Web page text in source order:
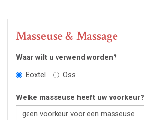
Masseuse & Massage
Waar wilt u verwend worden?
Boxtel
Oss
Welke masseuse heeft uw voorkeur?
geen voorkeur voor een masseuse